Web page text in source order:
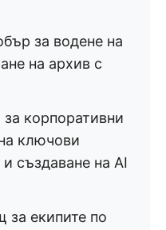
за водене на
на архив с
корпоративни
ключови
създаване на AI
екипите по